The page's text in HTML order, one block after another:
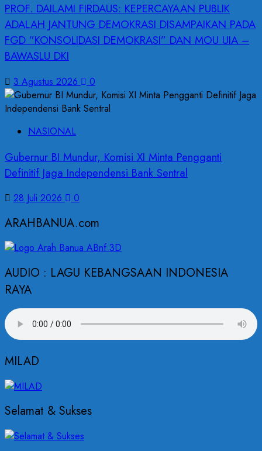
PROF. DAILAMI FIRDAUS: KEPERCAYAAN PUBLIK
ADALAH JANTUNG DEMOKRASI DISAMPAIKAN PADA
FGD ”KONSOLIDASI DEMOKRASI” DAN MOU UIA –
BAWASLU DKI
3 Agustus 2026 0
NASIONAL
Gubernur BI Mundur, Komisi XI Minta Pengganti
Definitif Jaga Independensi Bank Sentral
28 Juli 2026 0
ARAHBANUA.com
AUDIO : LAGU KEBANGSAAN INDONESIA
RAYA
MILAD
Selamat & Sukses